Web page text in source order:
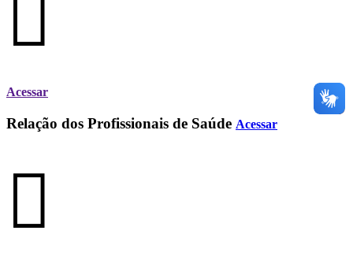
Acessar
Relação dos Profissionais de Saúde Acessar